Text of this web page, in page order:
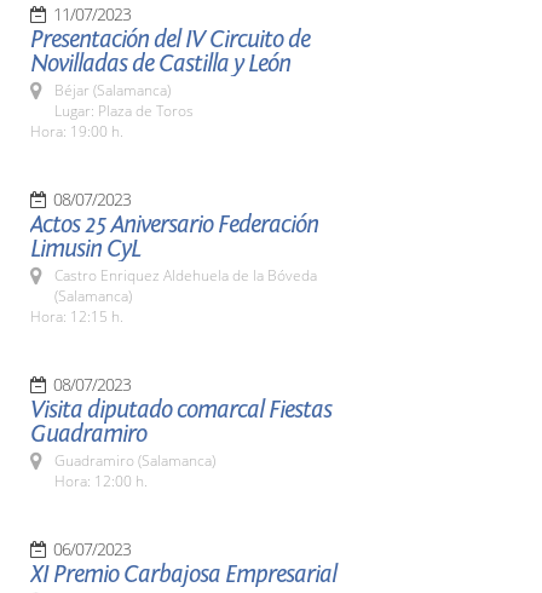
11/07/2023
Presentación del IV Circuito de
Novilladas de Castilla y León
Béjar (Salamanca)
Lugar: Plaza de Toros
Hora: 19:00 h.
08/07/2023
Actos 25 Aniversario Federación
Limusin CyL
Castro Enriquez Aldehuela de la Bóveda
(Salamanca)
Hora: 12:15 h.
08/07/2023
Visita diputado comarcal Fiestas
Guadramiro
Guadramiro (Salamanca)
Hora: 12:00 h.
06/07/2023
XI Premio Carbajosa Empresarial